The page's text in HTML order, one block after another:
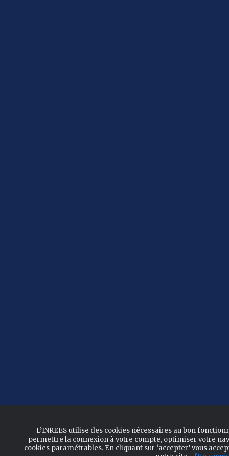
L’INREES utilise des cookies nécessaires au bon
permettre la connexion à votre compte, optimiser votre
cookies paramétrables. En cliquant sur ‘accepter’ vous